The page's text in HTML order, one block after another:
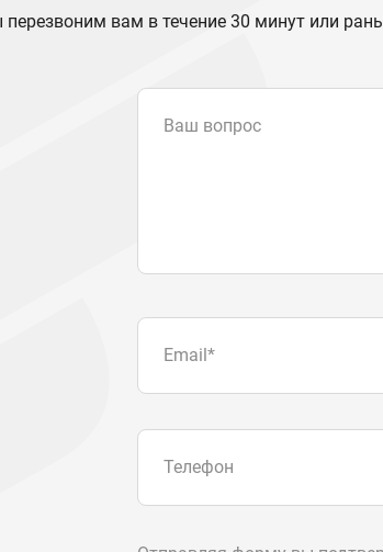
вам в течение 30 минут или
Ваш вопрос